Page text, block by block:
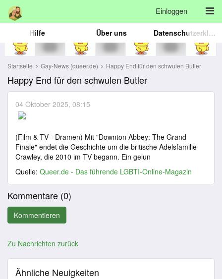
Einloggen
Hilfe Über uns Datenschutzerklärung
Startseite Gay-News (queer.de) Happy End für den schwulen Butler
Happy End für den schwulen Butler
04 Oktober 2025, 08:15
(Film & TV - Dramen) Mit "Downton Abbey: The Grand
Finale" endet die Geschichte um die britische Adelsfamilie
Crawley, die 2010 im TV begann. Ein gelun
Quelle: Queer.de - Das führende LGBTI-Online-Magazin
Kommentare (0)
Zu Nachrichten zurück
Ähnliche Neuigkeiten